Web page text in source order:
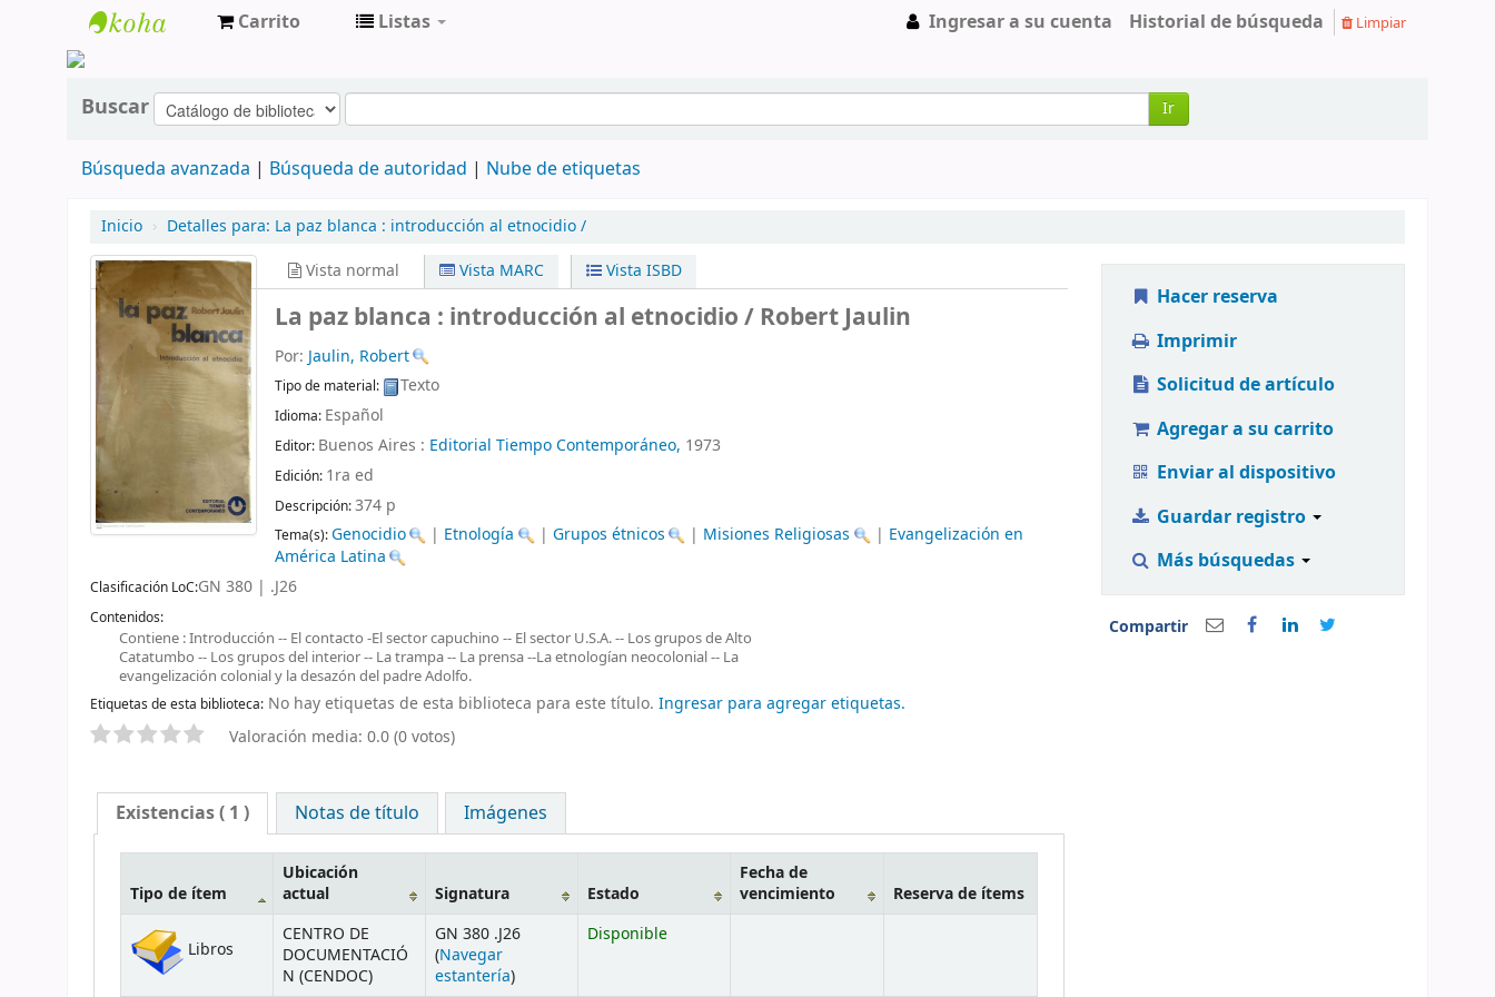
Carrito Listas Ingresar a su cuenta Historial de búsqueda Limpiar
Buscar Ir
Búsqueda avanzada Búsqueda de autoridad Nube de etiquetas
Inicio › Detalles para: La paz blanca : introducción al etnocidio /
Vista normal
Vista MARC Vista ISBD
La paz blanca : introducción al etnocidio / Robert Jaulin
Por: Jaulin, Robert
Tipo de material: Texto
Idioma: Español
Editor: Buenos Aires : Editorial Tiempo Contemporáneo, 1973
Edición: 1ra ed
Descripción:374 p
Tema(s):Genocidio | Etnología | Grupos étnicos | Misiones Religiosas | Evangelización en
América Latina
Clasificación LoC:GN 380 | .J26
Contenidos:
Contiene : Introducción -- El contacto -El sector capuchino -- El sector U.S.A. -- Los grupos de Alto
Catatumbo -- Los grupos del interior -- La trampa -- La prensa --La etnologían neocolonial -- La
evangelización colonial y la desazón del padre Adolfo.
Etiquetas de esta biblioteca: No hay etiquetas de esta biblioteca para este título. Ingresar para agregar etiquetas.
Valoración media: 0.0 (0 votos)
Existencias( 1 ) Notas de título Imágenes
Tipo de ítem
Ubicación
actual
Signatura Estado
Fecha de
vencimiento
Reserva de ítems
Libros
CENTRO DE
DOCUMENTACIÓ
N (CENDOC)
GN 380 .J26
(Navegar
estantería)
Disponible
Hacer reserva
Imprimir
Solicitud de artículo
Agregar a su carrito
Enviar al dispositivo
Guardar registro
Más búsquedas
Compartir